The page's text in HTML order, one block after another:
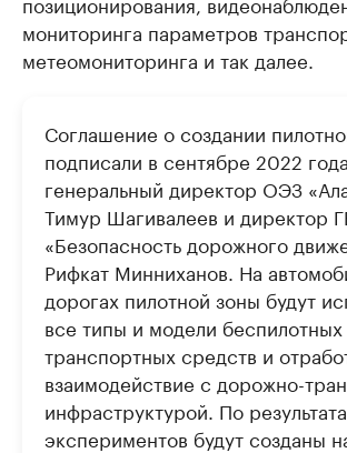
мониторинга параметров
метеомониторинга и так далее.
Соглашение о создании
подписали в сентябре 2022 года
генеральный директор ОЭЗ
Тимур Шагивалеев и директор
«Безопасность дорожного
Рифкат Минниханов. На
дорогах пилотной зоны будут
все типы и модели беспилотных
транспортных средств и
взаимодействие с дорожно-
инфраструктурой. По
экспериментов будут созданы